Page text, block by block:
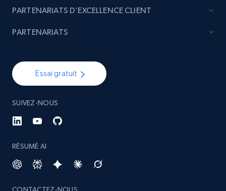
Essai gratuit
SUIVEZ-NOUS
RÉSUMÉ AI
PARTENARIATS D’EXCELLENCE CLIENT
PARTENARIATS